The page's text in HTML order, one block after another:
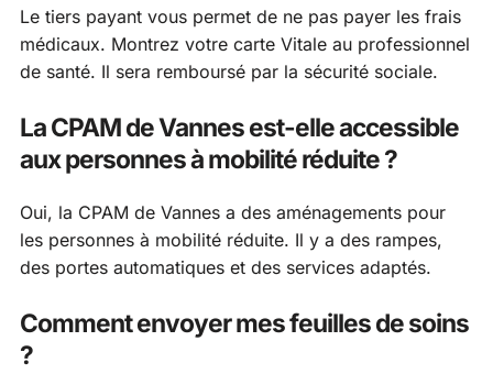
Le tiers payant vous permet de ne pas payer les frais
médicaux. Montrez votre carte Vitale au professionnel
de santé. Il sera remboursé par la sécurité sociale.
La CPAM de Vannes est-elle accessible
aux personnes à mobilité réduite ?
Oui, la CPAM de Vannes a des aménagements pour
les personnes à mobilité réduite. Il y a des rampes,
des portes automatiques et des services adaptés.
Comment envoyer mes feuilles de soins
?